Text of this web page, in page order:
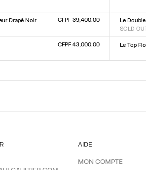
XXSXSS
Drapé Noir
CFPF 39,400.00
Le
SOLD
XXS XSSM
CFPF 43,000.00
Le Top
XXSXSS
AIDE
MON COMPTE